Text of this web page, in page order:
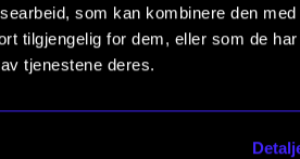
som kan kombinere den med
tilgjengelig for dem, eller som de
tjenestene deres.
Lindemanpris.
uttrykk